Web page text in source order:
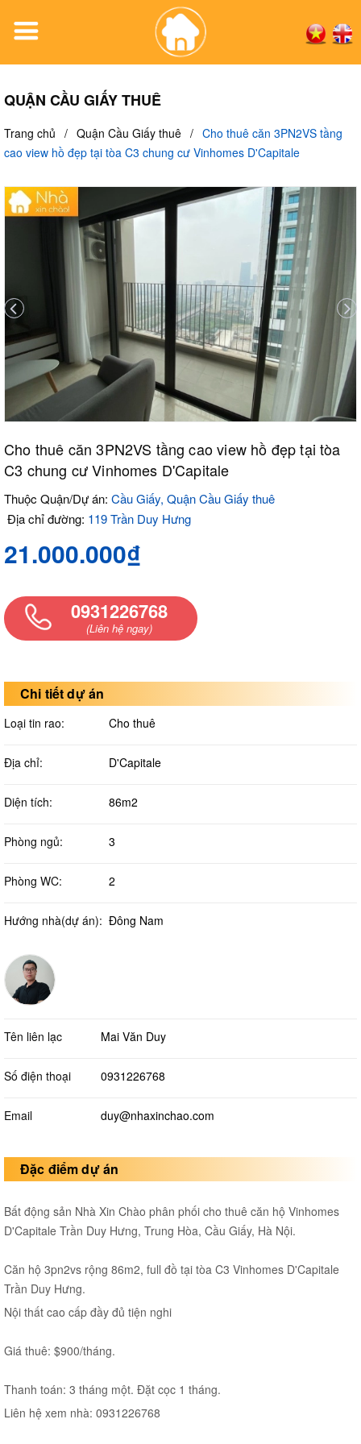
QUẬN CẦU GIẤY THUÊ
Trang chủ / Quận Cầu Giấy thuê / Cho thuê căn 3PN2VS tầng
cao view hồ đẹp tại tòa C3 chung cư Vinhomes D'Capitale
Cho thuê căn 3PN2VS tầng cao view hồ đẹp tại tòa
C3 chung cư Vinhomes D'Capitale
Thuộc Quận/Dự án: Cầu Giấy, Quận Cầu Giấy thuê
Địa chỉ đường: 119 Trần Duy Hưng
21.000.000₫
0931226768
(Liên hệ ngay)
Chi tiết dự án
Loại tin rao: Cho thuê
Địa chỉ: D'Capitale
Diện tích: 86m2
Phòng ngủ: 3
Phòng WC: 2
Hướng nhà(dự án): Đông Nam
Tên liên lạc Mai Văn Duy
Số điện thoại 0931226768
Email duy@nhaxinchao.com
Đặc điểm dự án
Bất động sản Nhà Xin Chào phân phối cho thuê căn hộ Vinhomes
D'Capitale Trần Duy Hưng, Trung Hòa, Cầu Giấy, Hà Nội.
Căn hộ 3pn2vs rộng 86m2, full đồ tại tòa C3 Vinhomes D'Capitale
Trần Duy Hưng.
Nội thất cao cấp đầy đủ tiện nghi
Giá thuê: $900/tháng.
Thanh toán: 3 tháng một. Đặt cọc 1 tháng.
Liên hệ xem nhà: 0931226768